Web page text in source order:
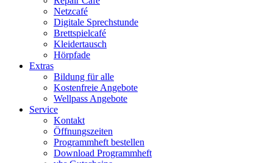
Netzcafé
Digitale Sprechstunde
Brettspielcafé
Kleidertausch
Hörpfade
Extras
Bildung für alle
Kostenfreie Angebote
Wellpass Angebote
Service
Kontakt
Öffnungszeiten
Programmheft bestellen
Download Programmheft